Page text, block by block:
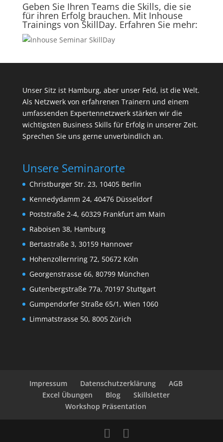
Geben Sie Ihren Teams die Skills, die sie
für ihren Erfolg brauchen. Mit Inhouse
Trainings von SkillDay. Erfahren Sie mehr:
Unser Sitz ist Hamburg, aber unser Feld, ist die Welt.
Als Netzwerk von erfahrenen Trainern und einem
umfassenden Expertennetzwerk stärken wir die
wichtigsten Business Skills für Erfolg in unserer Zeit.
Sprechen Sie uns gerne unverbindlich an.
Unsere Seminarorte
Christburger Str. 23, 10405 Berlin
Kennedydamm 24, 40476 Düsseldorf
Poststraße 2-4, 60329 Frankfurt am Main
Raboisen 38, Hamburg
Bertastraße 3, 30159 Hannover
Hohenzollernring 72, 50672 Köln
Georgenstrasse 66, 80799 München
Gutenbergstraße 77a, 70197 Stuttgart
Gumpendorfer Straße 65/1, Wien 1060
Limmatstrasse 50, 8005 Zürich
Impressum Datenschutzerklärung
AGB
Excel Übungen
Blog
Skillsletter
Workshop Präsentation